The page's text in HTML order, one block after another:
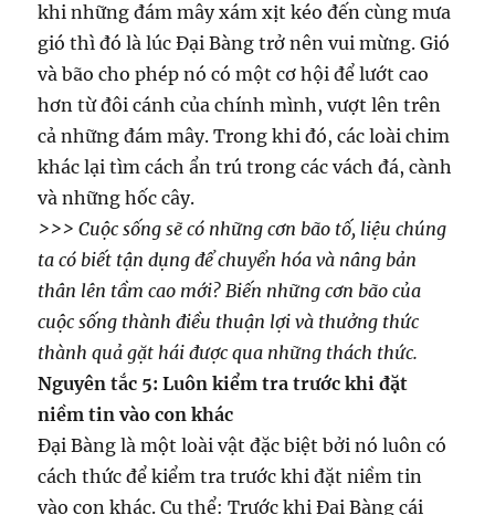
khi những đám mây xám xịt kéo đến cùng mưa
gió thì đó là lúc Đại Bàng trở nên vui mừng. Gió
và bão cho phép nó có một cơ hội để lướt cao
hơn từ đôi cánh của chính mình, vượt lên trên
cả những đám mây. Trong khi đó, các loài chim
khác lại tìm cách ẩn trú trong các vách đá, cành
và những hốc cây.
>>> Cuộc sống sẽ có những cơn bão tố, liệu chúng
ta có biết tận dụng để chuyển hóa và nâng bản
thân lên tầm cao mới? Biến những cơn bão của
cuộc sống thành điều thuận lợi và thưởng thức
thành quả gặt hái được qua những thách thức.
Nguyên tắc 5: Luôn kiểm tra trước khi đặt
niềm tin vào con khác
Đại Bàng là một loài vật đặc biệt bởi nó luôn có
cách thức để kiểm tra trước khi đặt niềm tin
vào con khác. Cụ thể: Trước khi Đại Bàng cái